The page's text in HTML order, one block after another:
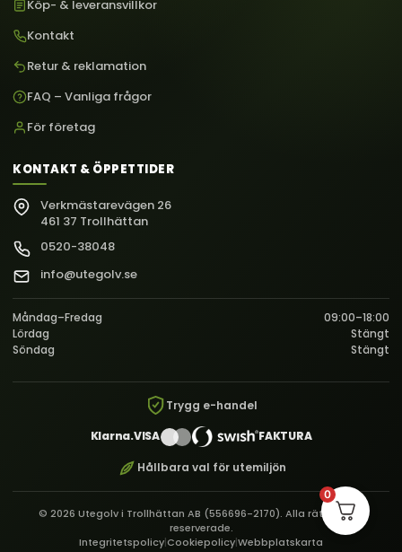
Köp- & leveransvillkor
Kontakt
Retur & reklamation
FAQ – Vanliga frågor
För företag
KONTAKT & ÖPPETTIDER
Verkmästarevägen 26
461 37 Trollhättan
0520-38048
info@utegolv.se
Måndag–Fredag
09:00–18:00
Lördag
Stängt
Söndag
Stängt
Trygg e-handel
Klarna.VISA FAKTURA
Hållbara val för utemiljön
© 2026 Utegolv i Trollhättan AB (556696-2170). Alla rättigheter
reserverade.
Integritetspolicy|Cookiepolicy|Webbplatskarta
0